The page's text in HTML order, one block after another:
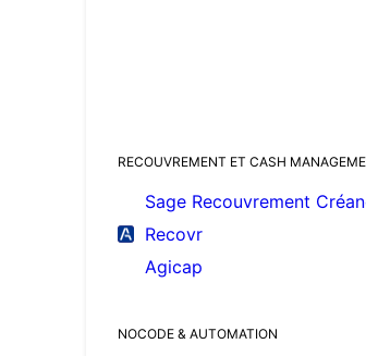
RECOUVREMENT ET CASH
Sage Recouvrement
Recovr
Agicap
NOCODE & AUTOMATION